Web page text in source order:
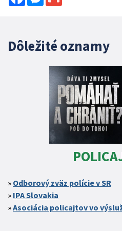
Dôležité oznamy
Odborový zväz polície v SR
IPA Slovakia
Asociácia policajtov vo